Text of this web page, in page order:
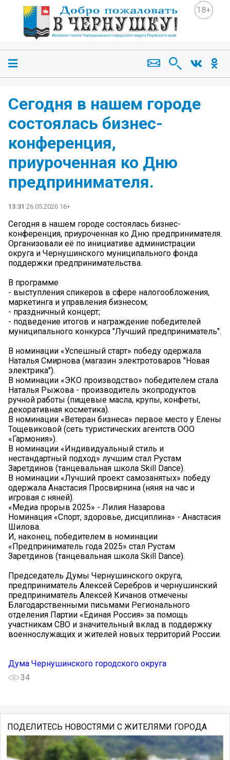
18+
Сегодня в нашем городе
состоялась бизнес-
конференция,
приуроченная ко Дню
предпринимателя.
13:31 26.05.2026 16+
Сегодня в нашем городе состоялась бизнес-
конференция, приуроченная ко Дню предпринимателя.
Организовали её по инициативе администрации
округа и Чернушинского муниципального фонда
поддержки предпринимательства.
В программе
- выступления спикеров в сфере налогообложения,
маркетинга и управления бизнесом;
- праздничный концерт;
- подведение итогов и награждение победителей
муниципального конкурса "Лучший предприниматель".
В номинации «Успешный старт» победу одержала
Наталья Смирнова (магазин электротоваров "Новая
электрика").
В номинации «ЭКО производство» победителем стала
Наталья Рыжова - производитель экопродуктов
ручной работы (пищевые масла, крупы, конфеты,
декоративная косметика).
В номинации «Ветеран бизнеса» первое место у Елены
Тощевиковой (сеть туристических агентств ООО
«Гармония»).
В номинации «Индивидуальный стиль и
нестандартный подход» лучшим стал Рустам
Заретдинов (танцевальная школа Skill Dance).
В номинации «Лучший проект самозанятых» победу
одержала Анастасия Просвирнина (няня на час и
игровая с няней).
«Медиа прорыв 2025» - Лилия Назарова
Номинация «Спорт, здоровье, дисциплина» - Анастасия
Шилова.
И, наконец, победителем в номинации
«Предприниматель года 2025» стал Рустам
Заретдинов (танцевальная школа Skill Dance).
Председатель Думы Чернушинского округа,
предприниматель Алексей Серебров и чернушинский
предприниматель Алексей Кичанов отмечены
Благодарственными письмами Регионального
отделения Партии «Единая Россия» за помощь
участникам СВО и значительный вклад в поддержку
военнослужащих и жителей новых территорий России.
Дума Чернушинского городского округа
34
ПОДЕЛИТЕСЬ НОВОСТЯМИ С ЖИТЕЛЯМИ ГОРОДА